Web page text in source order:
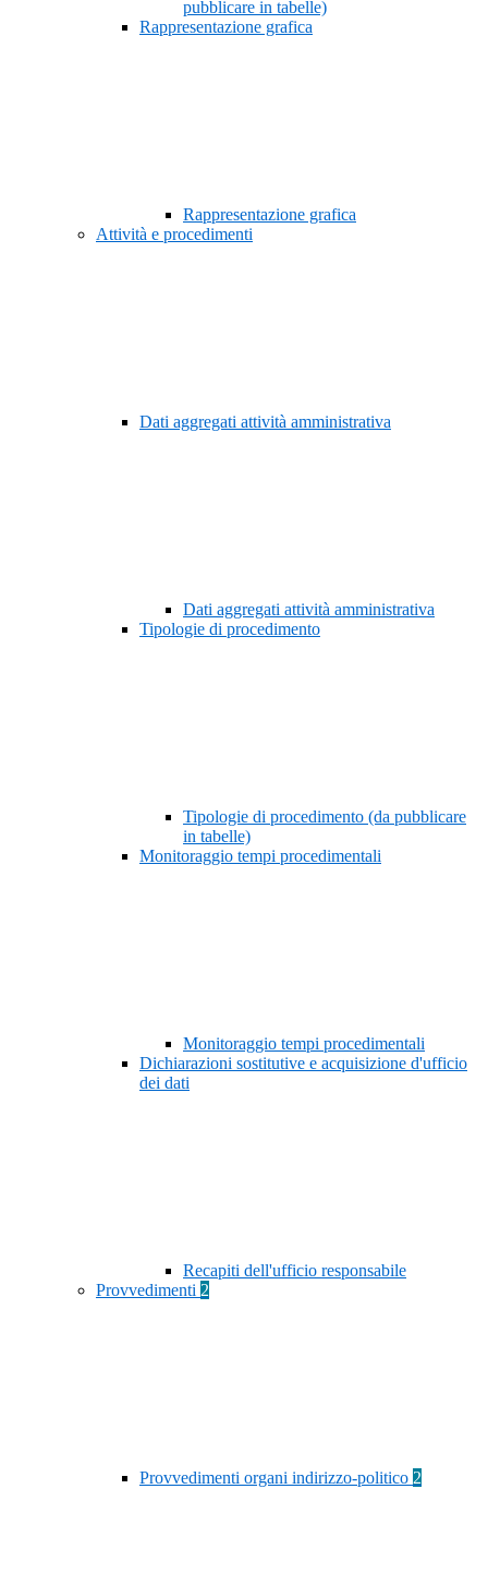
pubblicare in tabelle)
Rappresentazione grafica
Rappresentazione grafica
Attività e procedimenti
Dati aggregati attività amministrativa
Dati aggregati attività amministrativa
Tipologie di procedimento
Tipologie di procedimento (da pubblicare
in tabelle)
Monitoraggio tempi procedimentali
Monitoraggio tempi procedimentali
Dichiarazioni sostitutive e acquisizione d'ufficio
dei dati
Recapiti dell'ufficio responsabile
Provvedimenti 2
Provvedimenti organi indirizzo-politico 2